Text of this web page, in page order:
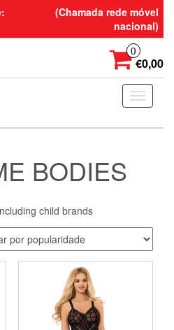
(Chamada rede móvel
nacional)
0
€0,00
Toggle
BODIES
child brands